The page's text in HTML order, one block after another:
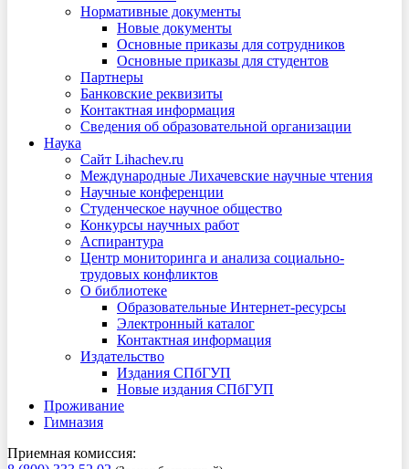
Нормативные документы
Новые документы
Основные приказы для сотрудников
Основные приказы для студентов
Партнеры
Банковские реквизиты
Контактная информация
Сведения об образовательной организации
Наука
Сайт Lihachev.ru
Международные Лихачевские научные чтения
Научные конференции
Студенческое научное общество
Конкурсы научных работ
Аспирантура
Центр мониторинга и анализа социально-
трудовых конфликтов
О библиотеке
Образовательные Интернет-ресурсы
Электронный каталог
Контактная информация
Издательство
Издания СПбГУП
Новые издания СПбГУП
Проживание
Гимназия
Приемная комиссия: